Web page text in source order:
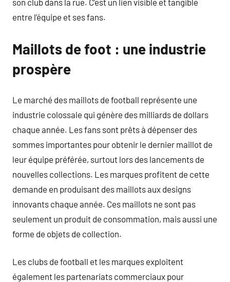
son club dans la rue. C’est un lien visible et tangible
entre l’équipe et ses fans.
Maillots de foot : une industrie
prospère
Le marché des maillots de football représente une
industrie colossale qui génère des milliards de dollars
chaque année. Les fans sont prêts à dépenser des
sommes importantes pour obtenir le dernier maillot de
leur équipe préférée, surtout lors des lancements de
nouvelles collections. Les marques profitent de cette
demande en produisant des maillots aux designs
innovants chaque année. Ces maillots ne sont pas
seulement un produit de consommation, mais aussi une
forme de objets de collection.
Les clubs de football et les marques exploitent
également les partenariats commerciaux pour